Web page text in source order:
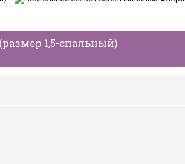
1,5-спальный)